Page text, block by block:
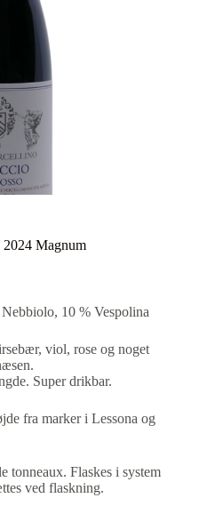
Magnum
10 % Vespolina
viol, rose og noget
Super drikbar.
fra marker i Lessona og
tonneaux. Flaskes i system
ved flaskning.